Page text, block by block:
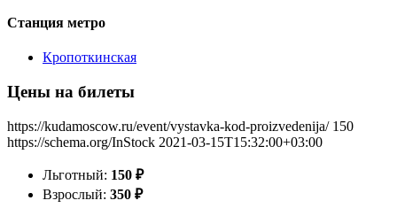
Станция метро
Кропоткинская
Цены на билеты
https://kudamoscow.ru/event/vystavka-kod-proizvedenija/ 150
https://schema.org/InStock 2021-03-15T15:32:00+03:00
Льготный: 150 ₽
Взрослый: 350 ₽